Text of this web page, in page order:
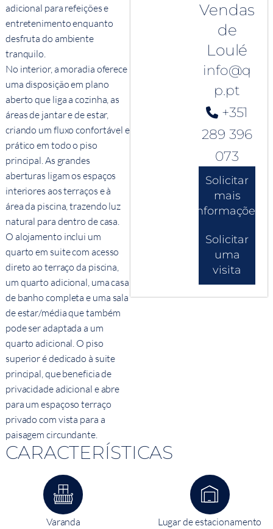
adicional para refeições e
entretenimento enquanto
desfruta do ambiente
tranquilo.
No interior, a moradia oferece
uma disposição em plano
aberto que liga a cozinha, as
áreas de jantar e de estar,
criando um fluxo confortável e
prático em todo o piso
principal. As grandes
aberturas ligam os espaços
interiores aos terraços e à
área da piscina, trazendo luz
natural para dentro de casa.
O alojamento inclui um
quarto em suite com acesso
direto ao terraço da piscina,
um quarto adicional, uma casa
de banho completa e uma sala
de estar/média que também
pode ser adaptada a um
quarto adicional. O piso
superior é dedicado à suite
principal, que beneficia de
privacidade adicional e abre
para um espaçoso terraço
privado com vista para a
paisagem circundante.
Vendas
de
Loulé
info@q
p.pt
+351
289 396
073
Solicitar
mais
informações
Solicitar
uma
visita
CARACTERÍSTICAS
Varanda Lugar de estacionamento